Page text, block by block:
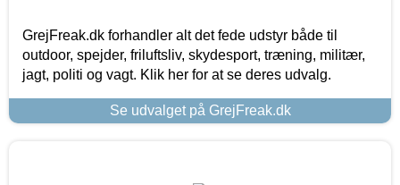
GrejFreak.dk forhandler alt det fede udstyr både til
outdoor, spejder, friluftsliv, skydesport, træning, militær,
jagt, politi og vagt. Klik her for at se deres udvalg.
Se udvalget på GrejFreak.dk